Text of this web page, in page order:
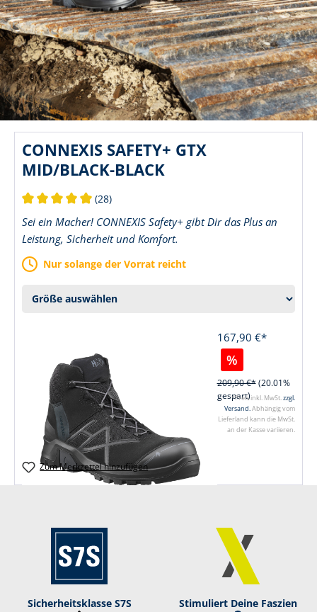
CONNEXIS SAFETY+ GTX
MID/BLACK-BLACK
(28)
Sei ein Macher! CONNEXIS Safety+ gibt Dir das Plus an
Leistung, Sicherheit und Komfort.
Nur solange der Vorrat reicht
167,90 €*
%
209,90 €* (20.01%
gespart)
*Preis inkl. MwSt.zzgl.
Versand.Abhängig vom
Lieferland kann die MwSt.
an der Kasse variieren.
Zum Merkzettel hinzufügen
Sicherheitsklasse S7S Stimuliert Deine Faszien